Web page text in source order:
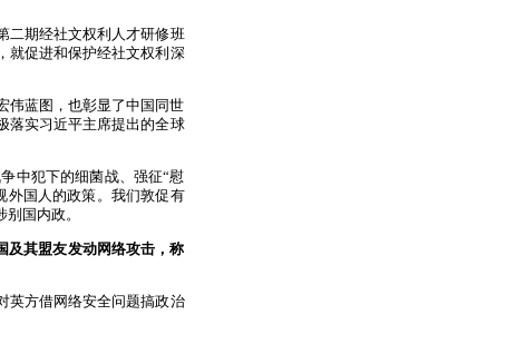
二期经社文权利人才研修班
就促进和保护经社文权利深
伟蓝图，也彰显了中国同世
落实习近平主席提出的全球
中犯下的细菌战、强征“慰
外国人的政策。我们敦促有
国内政。
及其盟友发动网络攻击，称
英方借网络安全问题搞政治